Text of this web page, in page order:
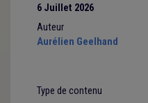
6 Juillet 2026
Auteur
Aurélien Geelhand
Type de contenu